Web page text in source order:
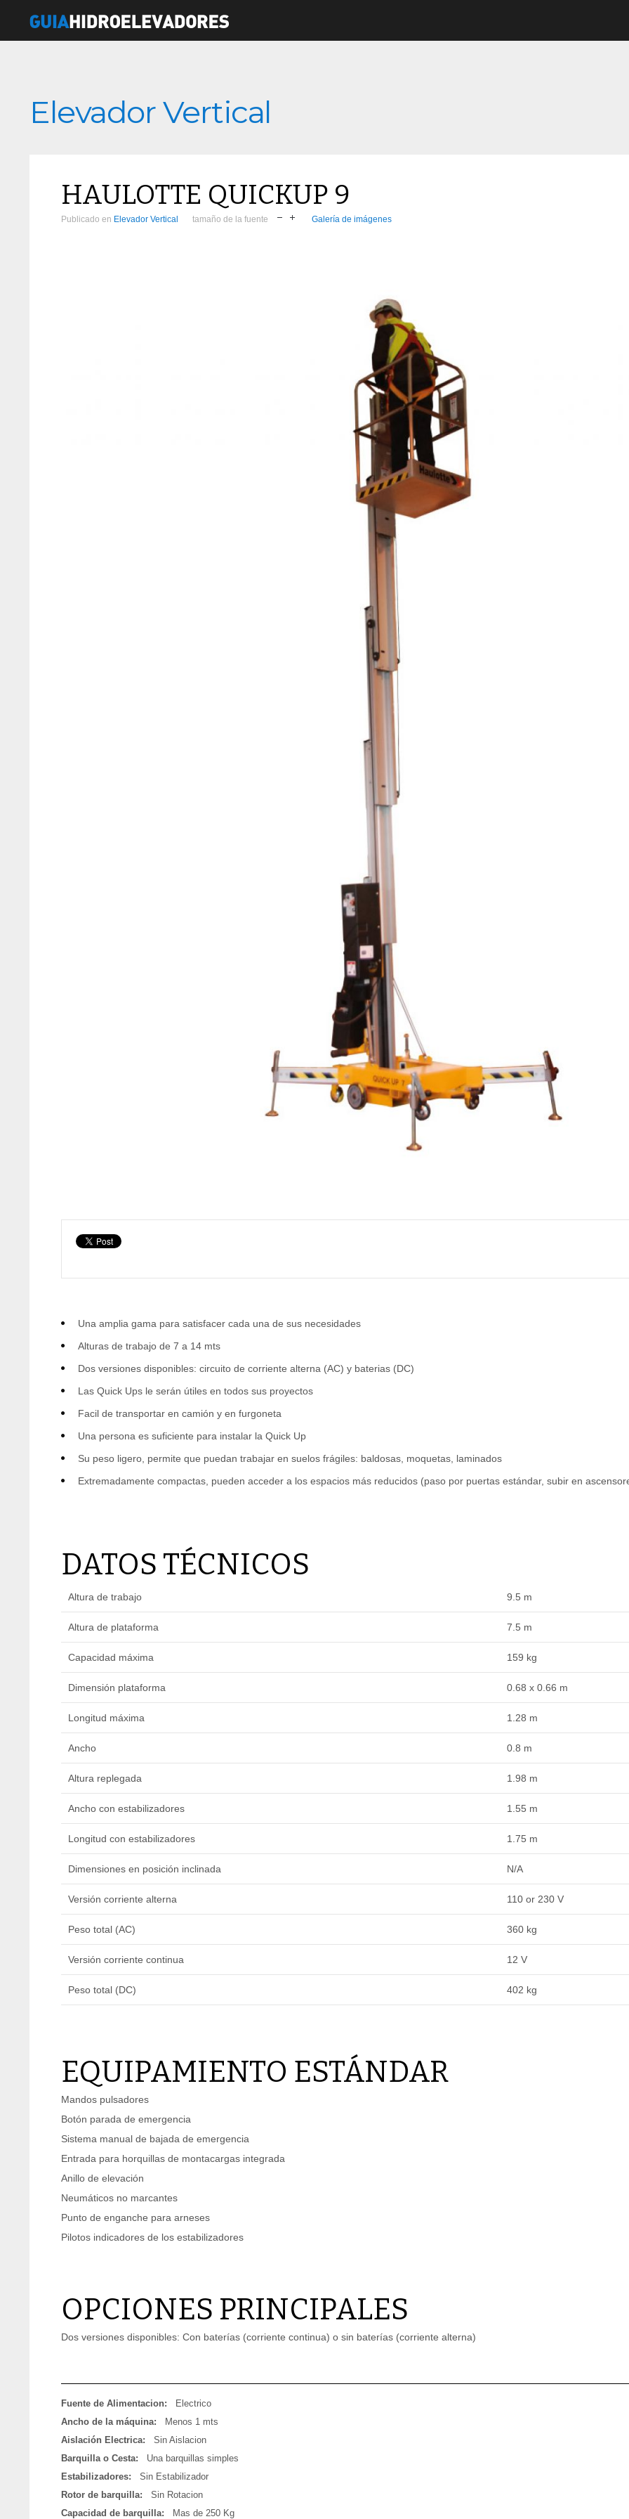
Elevador Vertical
HAULOTTE QUICKUP 9
Publicado en Elevador Vertical tamaño de la fuente Galería de imágenes
Una amplia gama para satisfacer cada una de sus necesidades
Alturas de trabajo de 7 a 14 mts
Dos versiones disponibles: circuito de corriente alterna (AC) y baterias (DC)
Las Quick Ups le serán útiles en todos sus proyectos
Facil de transportar en camión y en furgoneta
Una persona es suficiente para instalar la Quick Up
Su peso ligero, permite que puedan trabajar en suelos frágiles: baldosas, moquetas, laminados
Extremadamente compactas, pueden acceder a los espacios más reducidos (paso por puertas estándar, subir en
DATOS TÉCNICOS
Altura de trabajo 9.5 m
Altura de plataforma 7.5 m
Capacidad máxima 159 kg
Dimensión plataforma 0.68 x 0.66 m
Longitud máxima 1.28 m
Ancho 0.8 m
Altura replegada 1.98 m
Ancho con estabilizadores 1.55 m
Longitud con estabilizadores 1.75 m
Dimensiones en posición inclinada N/A
Versión corriente alterna 110 or 230 V
Peso total (AC) 360 kg
Versión corriente continua 12 V
Peso total (DC) 402 kg
EQUIPAMIENTO ESTÁNDAR
Mandos pulsadores
Botón parada de emergencia
Sistema manual de bajada de emergencia
Entrada para horquillas de montacargas integrada
Anillo de elevación
Neumáticos no marcantes
Punto de enganche para arneses
Pilotos indicadores de los estabilizadores
OPCIONES PRINCIPALES
Dos versiones disponibles: Con baterías (corriente continua) o sin baterías (corriente alterna)
Fuente de Alimentacion:
Electrico
Ancho de la máquina:
Menos 1 mts
Aislación Electrica:
Sin Aislacion
Barquilla o Cesta:
Una barquillas simples
Estabilizadores:
Sin Estabilizador
Rotor de barquilla:
Sin Rotacion
Capacidad de barquilla:
Mas de 250 Kg